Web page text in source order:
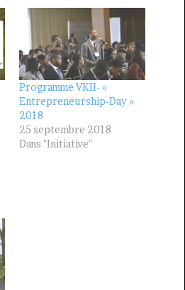
Programme VKII- «
Entrepreneurship-Day »
2018
25 septembre 2018
Dans "Initiative"